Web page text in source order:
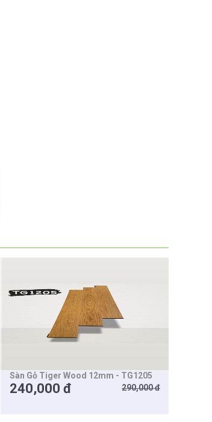
Sàn Gỗ Tiger Wood 12mm - TG1205
290,000 đ
240,000 đ